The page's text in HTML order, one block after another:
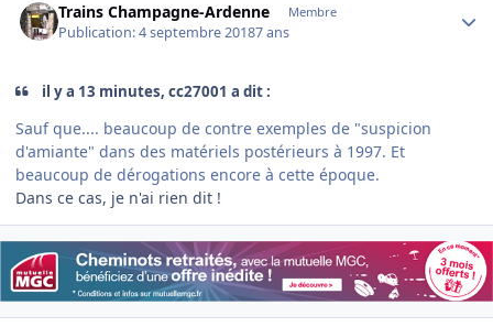
Trains Champagne-Ardenne Membre
Publication:4 septembre 20187 ans
il y a 13 minutes, cc27001 a dit :
Sauf que.... beaucoup de contre exemples de "suspicion
d'amiante" dans des matériels postérieurs à 1997. Et
beaucoup de dérogations encore à cette époque.
Dans ce cas, je n'ai rien dit !